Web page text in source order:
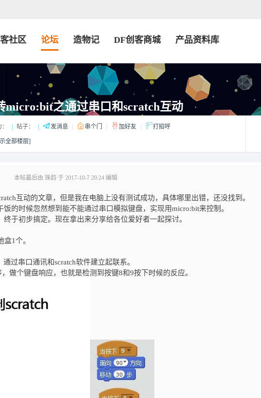
社区 论坛 造物记 DF创客商城 产品资料库
micro:bit之通过串口和scratch互动
帖子： 发消息 串个门 加好友 打招呼
全部楼层]
本帖最后由 珠韵 于 2017-10-7 20:24 编辑
互动的文章，但是我在电脑上没有测试成功，具体哪里出错，还没找到。
的时候忽然想到能不能通过串口模拟键盘，实现用micro:bit来控制。
于初步搞定。现在拿出来分享给各位爱好者一起探讨。
1个。
过串口通讯和scratch软件建立起联系。
做个键盘响应，也就是检测到按键8和9按下时候的反应。